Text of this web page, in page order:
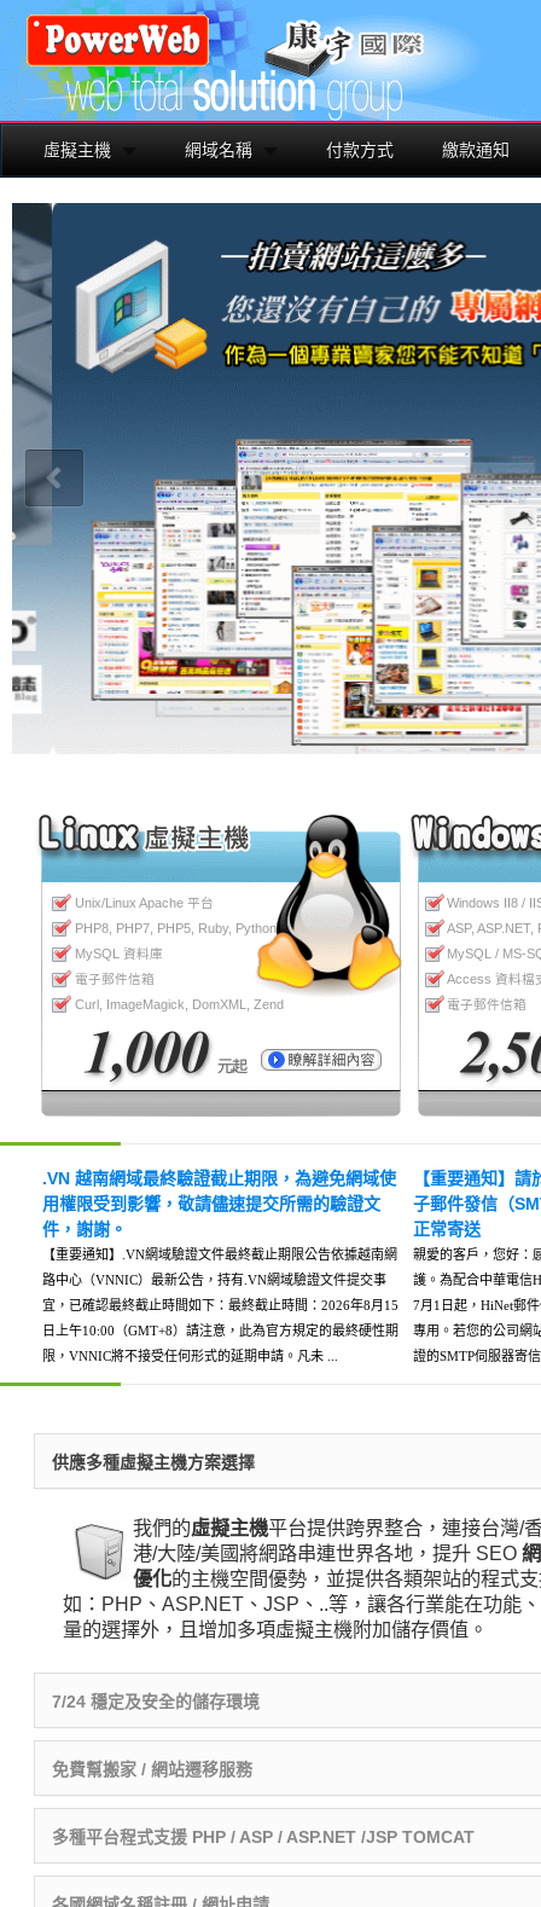
虛擬主機 網域名稱 付款方式 繳款通知
建置專業形象的專屬網
Unix/Linux Apache 平台
PHP8, PHP7, PHP5, Ruby, Python
MySQL 資料庫
電子郵件信箱
Curl, ImageMagick, DomXML, Zend
Windows II8 /
ASP, ASP.NET,
MySQL / MS-
Access 資料檔
電子郵件信箱
.VN 越南網域最終驗證截止期限，為避免網域使
用權限受到影響，敬請儘速提交所需的驗證文
件，謝謝。
【重要通知】.VN網域驗證文件最終截止期限公告依據越南網
路中心（VNNIC）最新公告，持有.VN網域驗證文件提交事
宜，已確認最終截止時間如下：最終截止時間：2026年8月15
日上午10:00（GMT+8）請注意，此為官方規定的最終硬性期
限，VNNIC將不接受任何形式的延期申請。凡未 ...
【重要通知】
子郵件發信（
正常寄送
親愛的客戶，您好：
護。為配合中華電信
7月1日起，HiNet郵
專用。若您的公司網
證的SMTP伺服器寄
供應多種虛擬主機方案選擇
我們的虛擬主機平台提供跨界整合，連接台灣/
港/大陸/美國將網路串連世界各地，提升 SEO
優化的主機空間優勢，並提供各類架站的程式
如：PHP、ASP.NET、JSP、..等，讓各行業能在功能
量的選擇外，且增加多項虛擬主機附加儲存價值。
7/24 穩定及安全的儲存環境
免費幫搬家 / 網站遷移服務
多種平台程式支援 PHP / ASP / ASP.NET /JSP TOMCAT